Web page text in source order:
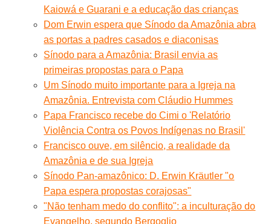
Kaiowá e Guarani e a educação das crianças
Dom Erwin espera que Sínodo da Amazônia abra
as portas a padres casados e diaconisas
Sínodo para a Amazônia: Brasil envia as
primeiras propostas para o Papa
Um Sínodo muito importante para a Igreja na
Amazônia. Entrevista com Cláudio Hummes
Papa Francisco recebe do Cimi o 'Relatório
Violência Contra os Povos Indígenas no Brasil'
Francisco ouve, em silêncio, a realidade da
Amazônia e de sua Igreja
Sínodo Pan-amazônico: D. Erwin Kräutler "o
Papa espera propostas corajosas"
"Não tenham medo do conflito": a inculturação do
Evangelho, segundo Bergoglio